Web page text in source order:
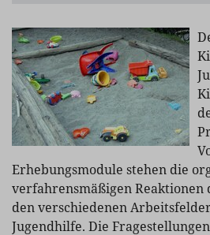
Erhebungsmodule stehen die
verfahrensmäßigen
den verschiedenen
Jugendhilfe. Die